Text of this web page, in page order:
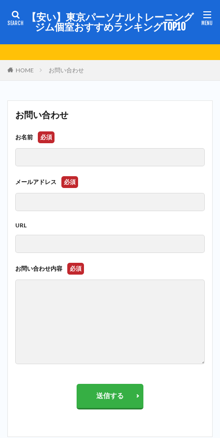
【安い】東京パーソナルトレーニング
ジム個室おすすめランキングTOP10
HOME お問い合わせ
お問い合わせ
お名前 必須
メールアドレス 必須
URL
お問い合わせ内容 必須
送信する